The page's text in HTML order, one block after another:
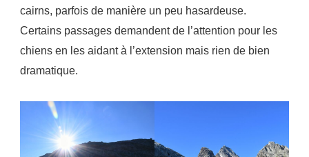
cairns, parfois de manière un peu hasardeuse.
Certains passages demandent de l’attention pour les
chiens en les aidant à l’extension mais rien de bien
dramatique.